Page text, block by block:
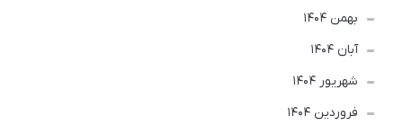
بهمن 1404
آبان 1404
شهریور 1404
فروردین 1404